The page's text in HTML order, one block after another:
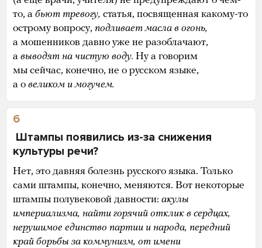
то, а бьют тревогу, статья, посвященная какому-то
острому вопросу, подливает масла в огонь,
а мошенников давно уже не разоблачают,
а выводят на чистую воду. Ну а говорим
мы сейчас, конечно, не о русском языке,
а о великом и могучем.
6
Штампы появились из-за снижения
культуры речи?
Нет, это давняя болезнь русского языка. Только
сами штампы, конечно, меняются. Вот некоторые
штампы полувековой давности: акулы
империализма, найти горячий отклик в сердцах,
нерушимое единство партии и народа, передний
край борьбы за коммунизм, от имени